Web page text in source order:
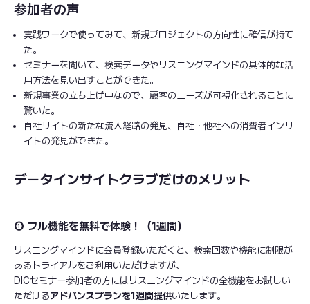
参加者の声
実践ワークで使ってみて、新規プロジェクトの方向性に確信が持て
た。
セミナーを聞いて、検索データやリスニングマインドの具体的な活
用方法を見い出すことができた。
新規事業の立ち上げ中なので、顧客のニーズが可視化されることに
驚いた。
自社サイトの新たな流入経路の発見、自社・他社への消費者インサ
イトの発見ができた。
データインサイトクラブだけのメリット
① フル機能を無料で体験！（1週間）
リスニングマインドに会員登録いただくと、検索回数や機能に制限が
あるトライアルをご利用いただけますが、
DICセミナー参加者の方にはリスニングマインドの全機能をお試しい
ただけるアドバンスプランを1週間提供いたします。